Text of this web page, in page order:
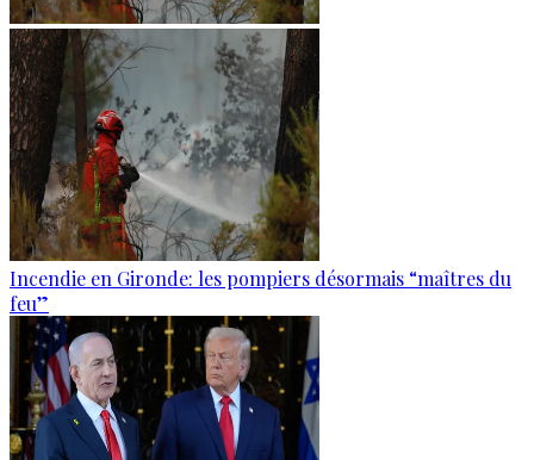
Incendie en Gironde: les pompiers désormais “maîtres du
feu”